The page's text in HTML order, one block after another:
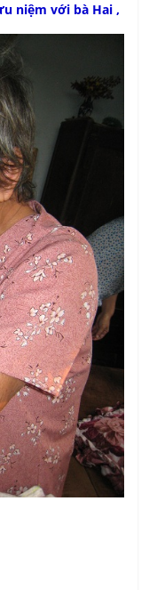
niệm với bà Hai ,